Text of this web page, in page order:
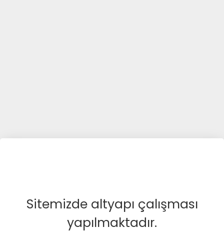
Sitemizde altyapı çalışması
yapılmaktadır.